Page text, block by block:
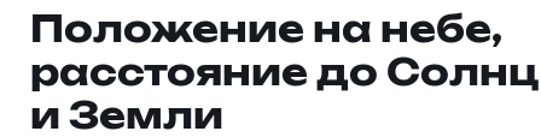
Положение на небе,
расстояние до
и Земли